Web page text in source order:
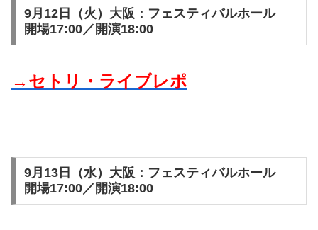
9月12日（火）大阪：フェスティバルホール
開場17:00／開演18:00
→セトリ・ライブレポ
9月13日（水）大阪：フェスティバルホール
開場17:00／開演18:00